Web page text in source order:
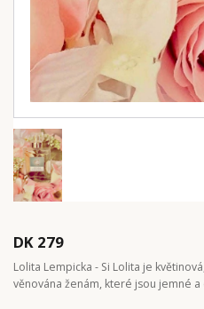
DK 279
Lolita Lempicka - Si Lolita je
věnována ženám, které jsou jemné a